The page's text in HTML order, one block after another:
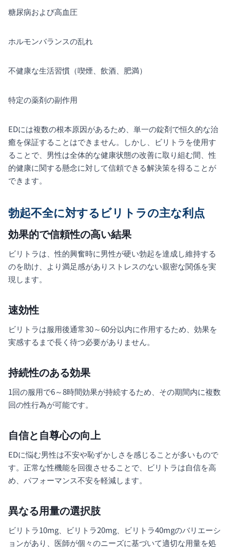
糖尿病および高血圧
ホルモンバランスの乱れ
不健康な生活習慣（喫煙、飲酒、肥満）
特定の薬剤の副作用
EDには複数の根本原因があるため、単一の錠剤で恒久的な治
癒を保証することはできません。しかし、ビリトラを使用す
ることで、男性は全体的な健康状態の改善に取り組む間、性
的健康に関する懸念に対して信頼できる解決策を得ることが
できます。
勃起不全に対するビリトラの主な利点
効果的で信頼性の高い結果
ビリトラは、性的興奮時に男性が硬い勃起を達成し維持する
のを助け、より満足感がありストレスのない親密な関係を実
現します。
速効性
ビリトラは服用後通常30～60分以内に作用するため、効果を
実感するまで長く待つ必要がありません。
持続性のある効果
1回の服用で6～8時間効果が持続するため、その期間内に複数
回の性行為が可能です。
自信と自尊心の向上
EDに悩む男性は不安や恥ずかしさを感じることが多いもので
す。正常な性機能を回復させることで、ビリトラは自信を高
め、パフォーマンス不安を軽減します。
異なる用量の選択肢
ビリトラ10mg、ビリトラ20mg、ビリトラ40mgのバリエーシ
ョンがあり、医師が個々のニーズに基づいて適切な用量を処